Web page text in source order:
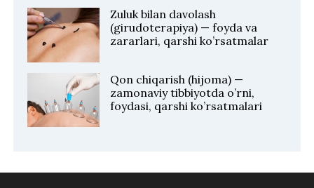
Zuluk bilan davolash
(girudoterapiya) — foyda va
zararlari, qarshi ko’rsatmalar
Qon chiqarish (hijoma) —
zamonaviy tibbiyotda o’rni,
foydasi, qarshi ko’rsatmalari